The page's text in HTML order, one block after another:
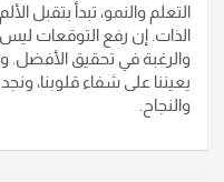
التعلم والنمو، تبدأ بتقبل
الذات. إن رفع التوقعات
والرغبة في تحقيق الأفضل.
يعيننا على شفاء قلوبنا،
والنجاح.